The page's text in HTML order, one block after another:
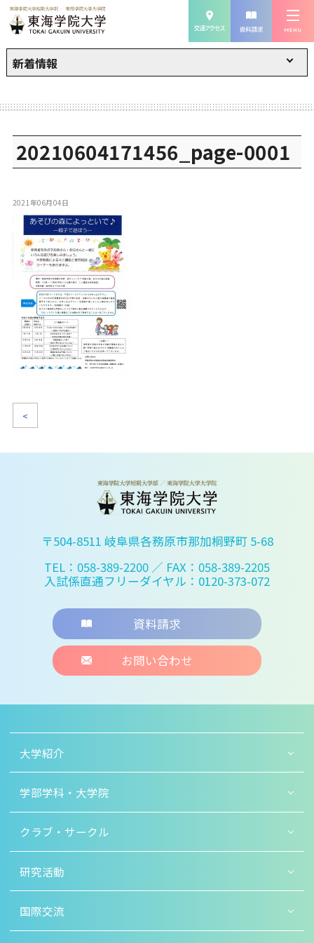
新着情報
20210604171456_page-0001
2021年06月04日
<
〒504-8511 岐阜県各務原市那加桐野町 5-68
TEL：058-389-2200 ／ FAX：058-389-2205
入試係直通フリーダイヤル：0120-373-072
資料請求
お問い合わせ
大学紹介
学部学科・大学院
クラブ・サークル
研究活動
国際交流